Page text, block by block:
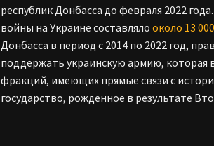
республик Донбасса до февраля 2022
войны на Украине составлялооколо 13
Донбасса в период с 2014 по 2022 год,
поддержать украинскую армию, которая
фракций, имеющих прямые связи с
государство, рожденное в результате